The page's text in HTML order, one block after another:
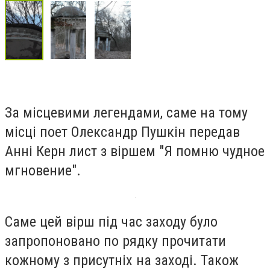
За місцевими легендами, саме на тому
місці поет Олександр Пушкін передав
Анні Керн лист з віршем "Я помню чудное
мгновение".
Саме цей вірш під час заходу було
запропоновано по рядку прочитати
кожному з присутніх на заході. Також